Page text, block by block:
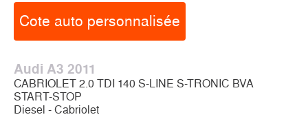
Cote auto personnalisée
Audi A3 2011
CABRIOLET 2.0 TDI 140 S-LINE S-TRONIC BVA
START-STOP
Diesel - Cabriolet